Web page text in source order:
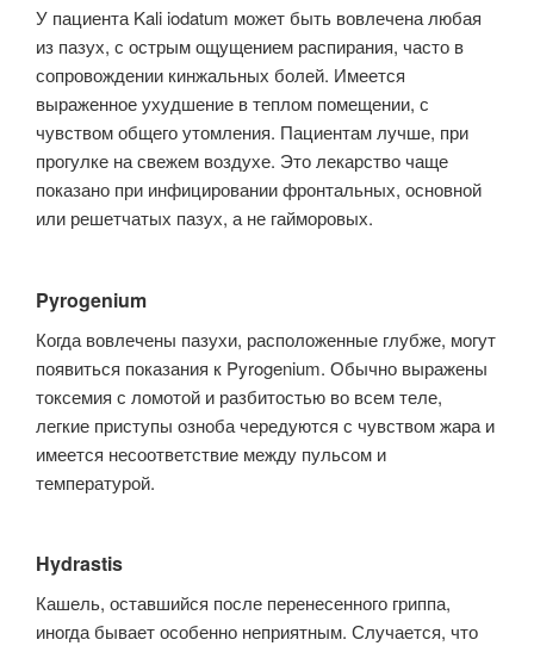
У пациента Kali iodatum может быть вовлечена любая
из пазух, с острым ощущением распирания, часто в
сопровождении кинжальных болей. Имеет­ся
выраженное ухудшение в теплом помещении, с
чувством общего утомле­ния. Пациентам лучше, при
прогулке на свежем воздухе. Это лекарство чаще
показано при инфицировании фронтальных, основной
или решетчатых па­зух, а не гайморовых.
Pyrogenium
Когда вовлечены пазухи, расположенные глубже, могут
появиться показа­ния к Pyrogenium. Обычно выражены
токсемия с ломотой и разбитостью во всем теле,
легкие приступы озноба чередуются с чувством жара и
имеется несоответствие между пульсом и
температурой.
Hydrastis
Кашель, оставшийся после перенесенного гриппа,
иногда бывает особенно неприятным. Случается, что